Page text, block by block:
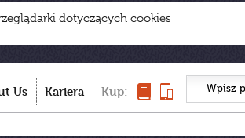
dotyczących cookies
Us Kariera Kup: